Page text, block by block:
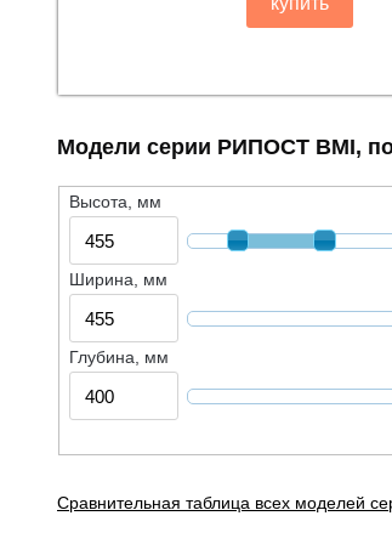
Модели серии РИПОСТ BMI,
Высота, мм
Ширина, мм
Глубина, мм
Сравнительная таблица всех моделей